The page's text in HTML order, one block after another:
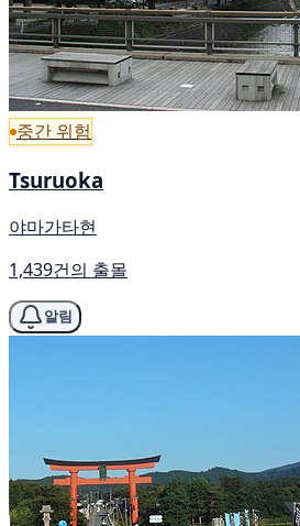
중간 위험
Tsuruoka
야마가타현
1,439건의 출몰
알림